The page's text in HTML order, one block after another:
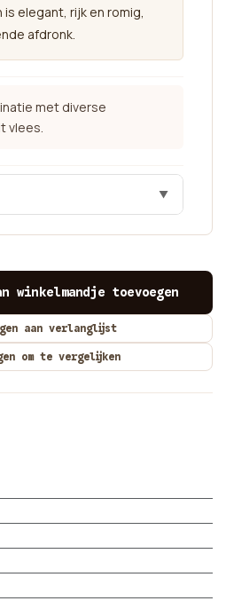
elegant, rijk en romig,
afdronk.
met diverse
vlees.
▼
winkelmandje toevoegen
om te vergelijken
aan verlanglijst